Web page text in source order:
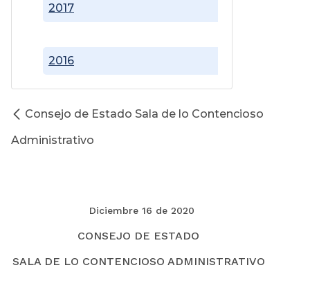
2016
2017
Consejo de Estado Sala de lo Contencioso
Administrativo
Diciembre 16 de 2020
CONSEJO DE ESTADO
SALA DE LO CONTENCIOSO ADMINISTRATIVO